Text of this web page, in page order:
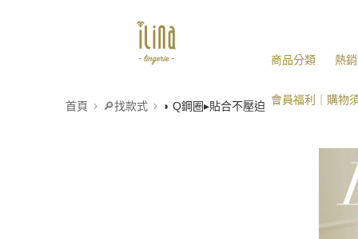
商品分類 熱
會員福利｜購物
首頁 🔎找款式 ◗ Q鋼圈▸貼合不壓迫